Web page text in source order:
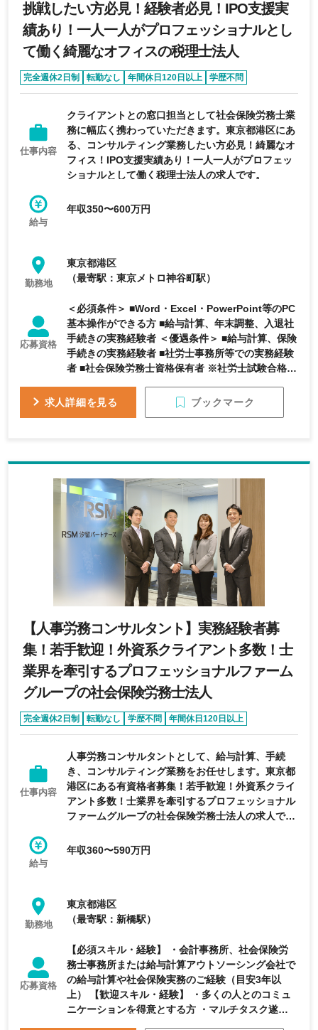
挑戦したい方必見！経験者必見！IPO支援実
績あり！一人一人がプロフェッショナルとし
て働く綺麗なオフィスの税理士法人
完全週休2日制 転勤なし 年間休日120日以上
学歴不問
急募求人
仕事内容
クライアントとの窓口担当として社会保険労務士業
務に幅広く携わっていただきます。東京都港区にあ
る、コンサルティング業務したい方必見！綺麗なオ
フィス！IPO支援実績あり！一人一人がプロフェッ
ショナルとして働く税理士法人の求人です。
給与
年収350〜600万円
勤務地
東京都港区
（最寄駅：東京メトロ神谷町駅）
応募資格
＜必須条件＞ ■Word・Excel・PowerPoint等のPC
基本操作ができる方 ■給与計算、年末調整、入退社
手続きの実務経験者 ＜優遇条件＞ ■給与計算、保険
手続きの実務経験者 ■社労士事務所等での実務経験
者 ■社会保険労務士資格保有者 ※社労士試験合格者
物像〉 ・何事にも素直に、一生懸命取り組む気持
求人詳細を見る ブックマーク
【人事労務コンサルタント】実務経験者募
集！若手歓迎！外資系クライアント多数！士
業界を牽引するプロフェッショナルファーム
グループの社会保険労務士法人
完全週休2日制 転勤なし 学歴不問
年間休日120日以上
経験者優遇
仕事内容
人事労務コンサルタントとして、給与計算、手続
き、コンサルティング業務をお任せします。東京都
港区にある有資格者募集！若手歓迎！外資系クライ
アント多数！士業界を牽引するプロフェッショナル
ファームグループの社会保険労務士法人の求人で
給与
年収360〜590万円
勤務地
東京都港区
（最寄駅：新橋駅）
応募資格
【必須スキル・経験】 ・会計事務所、社会保険労
務士事務所または給与計算アウトソーシング会社で
の給与計算や社会保険実務のご経験（目安3年以
上） 【歓迎スキル・経験】 ・多くの人とのコミュ
ニケーションを得意とする方 ・マルチタスク遂行